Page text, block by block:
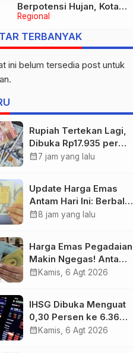
Regional
Berpotensi Hujan, Kota
Jambi Berawan
TERBANYAK
ini belum tersedia post untuk
Rupiah Tertekan Lagi,
Dibuka Rp17.935 per
Dolar AS
calendar_month7 jam yang lalu
Update Harga Emas
Antam Hari Ini: Berbalik
Arah! Anjlok Rp29.000
calendar_month8 jam yang lalu
Harga Emas Pegadaian
Makin Ngegas! Antam
Tembus Rp2,787 Juta
calendar_month Kamis, 6 Agt 2026
IHSG Dibuka Menguat
0,30 Persen ke 6.369,
Saham Emas dan
calendar_month Kamis, 6 Agt 2026